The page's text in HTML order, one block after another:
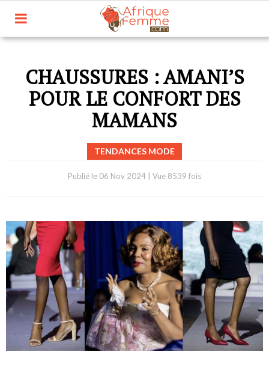
CHAUSSURES : AMANI’S
POUR LE CONFORT DES
MAMANS
TENDANCES MODE
Publié le 06 Nov 2024 Vue 8539 fois